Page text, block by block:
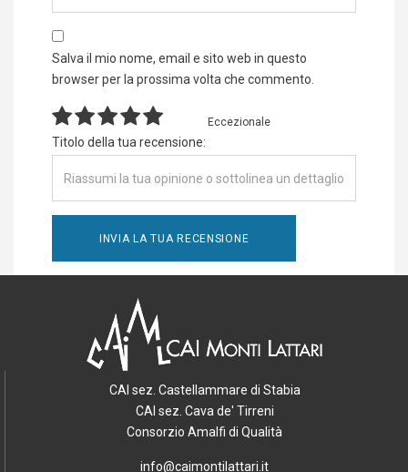
Salva il mio nome, email e sito web in questo
browser per la prossima volta che commento.
Eccezionale
Titolo della tua recensione:
CAI sez. Castellammare di Stabia
CAI sez. Cava de' Tirreni
Consorzio Amalfi di Qualità
info@caimontilattari.it